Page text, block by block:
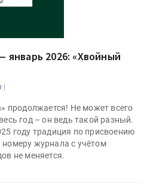
январь 2026: «Хвойный
|
продолжается! Не может всего
год – он ведь такой разный.
году традиция по присвоению
журнала с учётом
не меняется.